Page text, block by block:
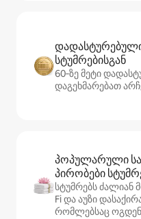
სტუმრებისგან
60‑ზე მეტი
დაგეხმარებათ
პოპულარული
პირობები
სტუმრებს ძალიან
Fi და აუზი
რომლებსაც